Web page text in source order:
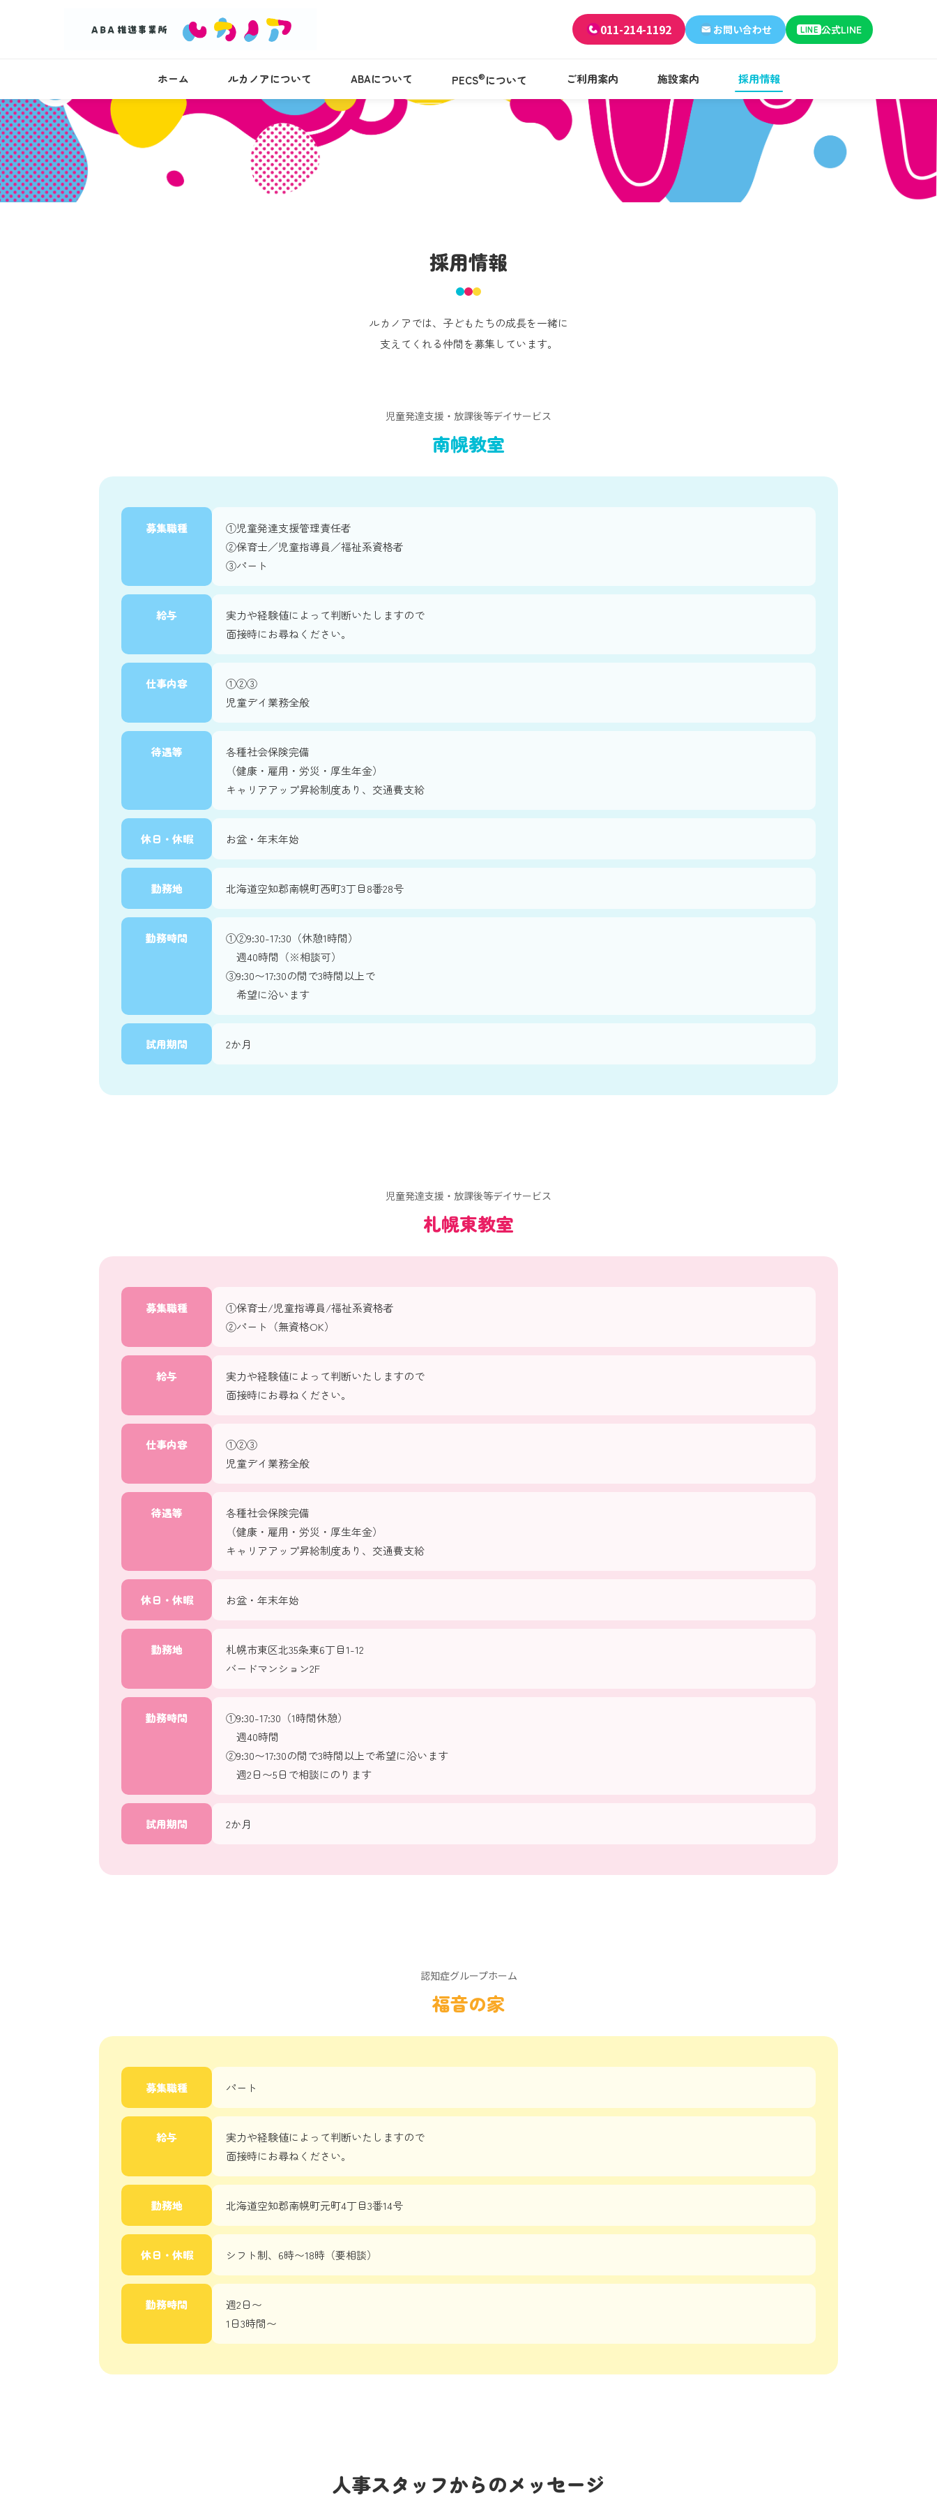
011-214-1192 お問い合わせ LINE 公式LINE
ホーム ルカノアについて ABAについて PECS®について ご利用案内 施設案内 採用情報
採用情報
ルカノアでは、子どもたちの成長を一緒に
支えてくれる仲間を募集しています。
児童発達支援・放課後等デイサービス
南幌教室
募集職種
①児童発達支援管理責任者
②保育士／児童指導員／福祉系資格者
③パート
給与
実力や経験値によって判断いたしますので
面接時にお尋ねください。
仕事内容
①②③
児童デイ業務全般
待遇等
各種社会保険完備
（健康・雇用・労災・厚生年金）
キャリアアップ昇給制度あり、交通費支給
休日・休暇 お盆・年末年始
勤務地 北海道空知郡南幌町西町3丁目8番28号
勤務時間
①②9:30-17:30（休憩1時間）
週40時間（※相談可）
③9:30〜17:30の間で3時間以上で
希望に沿います
試用期間 2か月
児童発達支援・放課後等デイサービス
札幌東教室
募集職種
①保育士/児童指導員/福祉系資格者
②パート（無資格OK）
給与
実力や経験値によって判断いたしますので
面接時にお尋ねください。
仕事内容
①②③
児童デイ業務全般
待遇等
各種社会保険完備
（健康・雇用・労災・厚生年金）
キャリアアップ昇給制度あり、交通費支給
休日・休暇 お盆・年末年始
勤務地
札幌市東区北35条東6丁目1-12
バードマンション2F
勤務時間
①9:30-17:30（1時間休憩）
週40時間
②9:30〜17:30の間で3時間以上で希望に沿います
週2日〜5日で相談にのります
試用期間 2か月
認知症グループホーム
福音の家
募集職種 パート
給与
実力や経験値によって判断いたしますので
面接時にお尋ねください。
勤務地 北海道空知郡南幌町元町4丁目3番14号
休日・休暇 シフト制、6時〜18時（要相談）
勤務時間
週2日〜
1日3時間〜
人事スタッフからのメッセージ